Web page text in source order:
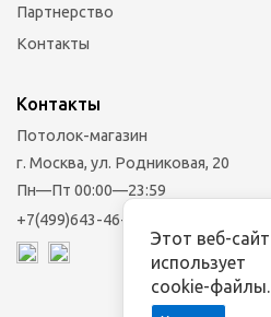
Партнерство
Контакты
Контакты
Потолок-магазин
г. Москва, ул. Родниковая, 20
Пн—Пт 00:00—23:59
+7(499)643-46-33
Этот веб-сайт
использует
cookie-файлы.